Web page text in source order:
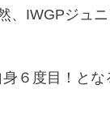
、IWGPジュ
６度目！と